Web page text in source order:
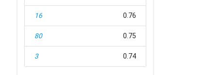
16 0.76
80 0.75
3 0.74